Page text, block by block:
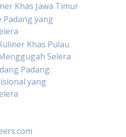
Khas Jawa Timur
Padang yang
Khas Pulau
Selera
Padang:
yang